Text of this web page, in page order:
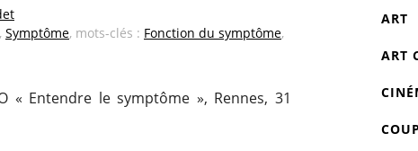
, Symptôme, mots-clés : Fonction du symptôme,
« Entendre le symptôme », Rennes, 31
ART
ART